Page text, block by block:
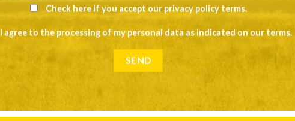
Check here if you accept our privacy policy terms.
I agree to the processing of my personal data as indicated on our terms.